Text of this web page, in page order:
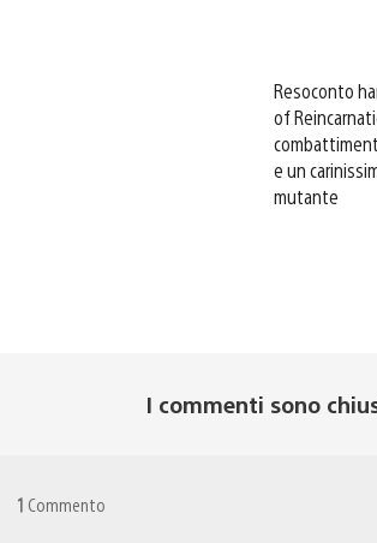
Resoconto
of
e un
mutante
I commenti sono
1 Commento